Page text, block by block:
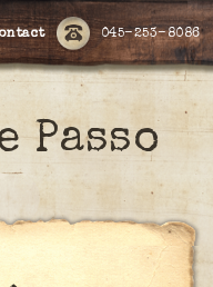
045-253-8086
Passo